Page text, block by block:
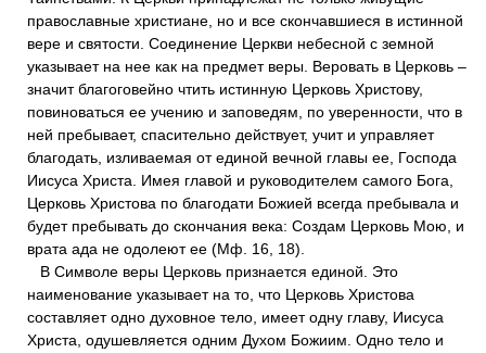
православные христиане, но и все скончавшиеся в истинной
вере и святости. Соединение Церкви небесной с земной
указывает на нее как на предмет веры. Веровать в Церковь –
значит благоговейно чтить истинную Церковь Христову,
повиноваться ее учению и заповедям, по уверенности, что в
ней пребывает, спасительно действует, учит и управляет
благодать, изливаемая от единой вечной главы ее, Господа
Иисуса Христа. Имея главой и руководителем самого Бога,
Церковь Христова по благодати Божией всегда пребывала и
будет пребывать до скончания века: Создам Церковь Мою, и
врата ада не одолеют ее (Мф. 16, 18).
В Символе веры Церковь признается единой. Это
наименование указывает на то, что Церковь Христова
составляет одно духовное тело, имеет одну главу, Иисуса
Христа, одушевляется одним Духом Божиим. Одно тело и